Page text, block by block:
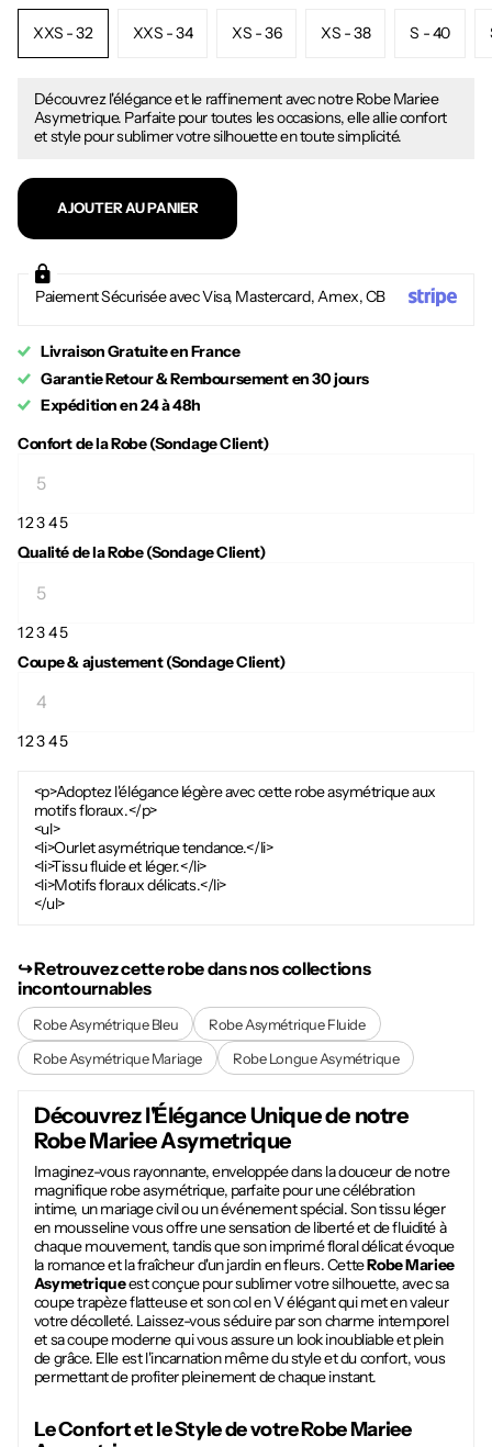
XXS - 32 XXS - 34 XS - 36 XS - 38 S - 40
Découvrez l'élégance et le raffinement avec notre Robe Mariee
Asymetrique. Parfaite pour toutes les occasions, elle allie confort
et style pour sublimer votre silhouette en toute simplicité.
AJOUTER AU PANIER
Paiement Sécurisée avec Visa, Mastercard, Amex, CB
Livraison Gratuite en France
Garantie Retour & Remboursement en 30 jours
Expédition en 24 à 48h
Confort de la Robe (Sondage Client)
12345
Qualité de la Robe (Sondage Client)
12345
Coupe & ajustement (Sondage Client)
12345
<p>Adoptez l'élégance légère avec cette robe asymétrique aux
motifs floraux.</p>
<ul>
<li>Ourlet asymétrique tendance.</li>
<li>Tissu fluide et léger.</li>
<li>Motifs floraux délicats.</li>
</ul>
↪︎ Retrouvez cette robe dans nos collections
incontournables
Robe Asymétrique Bleu
Robe Asymétrique Fluide
Robe Asymétrique Mariage
Robe Longue Asymétrique
Découvrez l'Élégance Unique de notre
Robe Mariee Asymetrique
Imaginez-vous rayonnante, enveloppée dans la douceur de notre
magnifique robe asymétrique, parfaite pour une célébration
intime, un mariage civil ou un événement spécial. Son tissu léger
en mousseline vous offre une sensation de liberté et de fluidité à
chaque mouvement, tandis que son imprimé floral délicat évoque
la romance et la fraîcheur d'un jardin en fleurs. CetteRobe Mariee
Asymetriqueest conçue pour sublimer votre silhouette, avec sa
coupe trapèze flatteuse et son col en V élégant qui met en valeur
votre décolleté. Laissez-vous séduire par son charme intemporel
et sa coupe moderne qui vous assure un look inoubliable et plein
de grâce. Elle est l'incarnation même du style et du confort, vous
permettant de profiter pleinement de chaque instant.
Le Confort et le Style de votreRobe Mariee